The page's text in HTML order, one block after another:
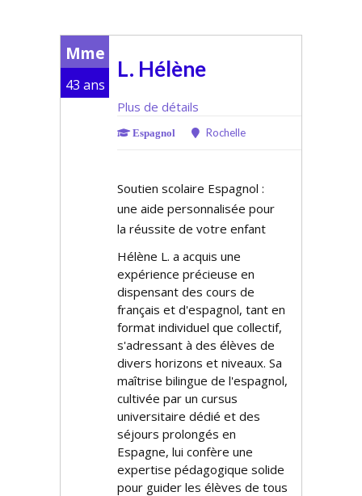
Mme
43 ans
L. Hélène
Plus de détails
Espagnol Rochelle
Soutien scolaire Espagnol :
une aide personnalisée pour
la réussite de votre enfant
Hélène L. a acquis une
expérience précieuse en
dispensant des cours de
français et d'espagnol, tant en
format individuel que collectif,
s'adressant à des élèves de
divers horizons et niveaux. Sa
maîtrise bilingue de l'espagnol,
cultivée par un cursus
universitaire dédié et des
séjours prolongés en
Espagne, lui confère une
expertise pédagogique solide
pour guider les élèves de tous